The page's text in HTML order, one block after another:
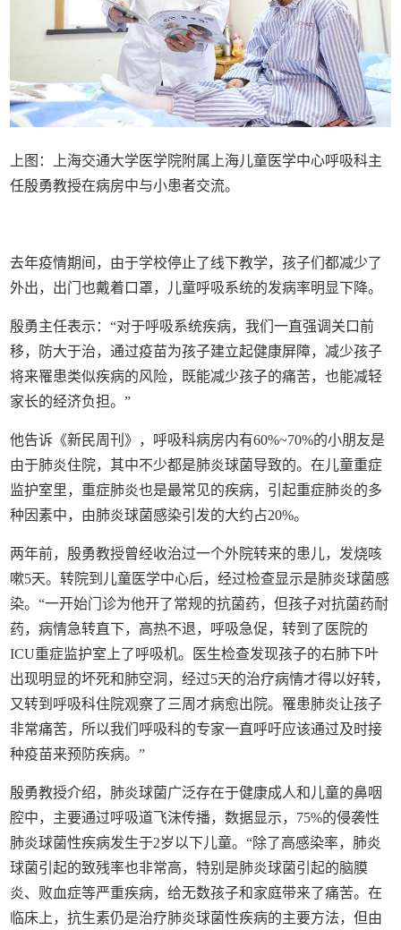
上图：上海交通大学医学院附属上海儿童医学中心呼吸科主
任殷勇教授在病房中与小患者交流。
去年疫情期间，由于学校停止了线下教学，孩子们都减少了
外出，出门也戴着口罩，儿童呼吸系统的发病率明显下降。
殷勇主任表示：“对于呼吸系统疾病，我们一直强调关口前
移，防大于治，通过疫苗为孩子建立起健康屏障，减少孩子
将来罹患类似疾病的风险，既能减少孩子的痛苦，也能减轻
家长的经济负担。”
他告诉《新民周刊》，呼吸科病房内有60%~70%的小朋友是
由于肺炎住院，其中不少都是肺炎球菌导致的。在儿童重症
监护室里，重症肺炎也是最常见的疾病，引起重症肺炎的多
种因素中，由肺炎球菌感染引发的大约占20%。
两年前，殷勇教授曾经收治过一个外院转来的患儿，发烧咳
嗽5天。转院到儿童医学中心后，经过检查显示是肺炎球菌感
染。“一开始门诊为他开了常规的抗菌药，但孩子对抗菌药耐
药，病情急转直下，高热不退，呼吸急促，转到了医院的
ICU重症监护室上了呼吸机。医生检查发现孩子的右肺下叶
出现明显的坏死和肺空洞，经过5天的治疗病情才得以好转，
又转到呼吸科住院观察了三周才病愈出院。罹患肺炎让孩子
非常痛苦，所以我们呼吸科的专家一直呼吁应该通过及时接
种疫苗来预防疾病。”
殷勇教授介绍，肺炎球菌广泛存在于健康成人和儿童的鼻咽
腔中，主要通过呼吸道飞沫传播，数据显示，75%的侵袭性
肺炎球菌性疾病发生于2岁以下儿童。“除了高感染率，肺炎
球菌引起的致残率也非常高，特别是肺炎球菌引起的脑膜
炎、败血症等严重疾病，给无数孩子和家庭带来了痛苦。在
临床上，抗生素仍是治疗肺炎球菌性疾病的主要方法，但由